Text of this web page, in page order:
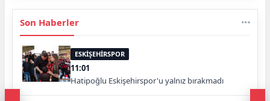
Son Haberler
ESKİŞEHİRSPOR
11:01
Hatipoğlu Eskişehirspor'u yalnız bırakmadı